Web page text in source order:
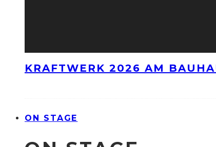
KRAFTWERK 2026 AM
ON STAGE